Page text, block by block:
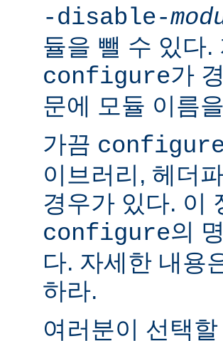
-disable-
듈을 뺄 수 있다
configure가
문에 모듈 이름
가끔
이브러리, 헤더
경우가 있다. 이
configure의
다. 자세한 내용
하라.
여러분이 선택